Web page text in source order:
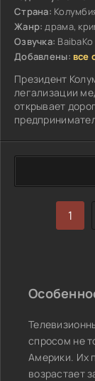
Страна:
Жанр: драма,
Озвучка: BaibaKo
Добавлены: все
Президент
легализации
открывает
1
спросом не
Америки. Их
возрастает